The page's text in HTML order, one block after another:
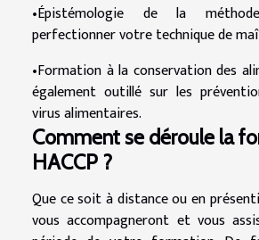
•Épistémologie de la
perfectionner votre technique de
•Formation à la conservation des
également outillé sur les
virus alimentaires.
Comment se déroule la
HACCP ?
Que ce soit à distance ou en
vous accompagneront et vous